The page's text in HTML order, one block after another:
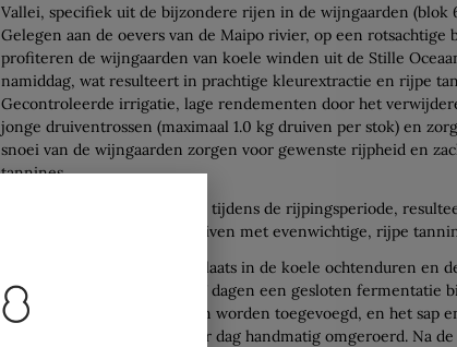
Vallei, specifiek uit de bijzondere rijen in de wijngaarden (blok
Gelegen aan de oevers van de Maipo rivier, op een rotsachtige
profiteren de wijngaarden van koele winden uit de Stille
namiddag, wat resulteert in prachtige kleurextractie en rijpe
Gecontroleerde irrigatie, lage rendementen door het
jonge druiventrossen (maximaal 1.0 kg druiven per stok) en
snoei van de wijngaarden zorgen voor gewenste rijpheid en
tannines.
Ondanks hoge temperaturen tijdens de rijpingsperiode,
vroege oogst in gezonde druiven met evenwichtige, rijpe
De handmatige oogst vindt plaats in de koele ochtenduren en
ondergaan gedurende 5 tot 7 dagen een gesloten fermentatie
Speciaal geselecteerde gisten worden toegevoegd, en het sap
schillen worden vier keer per dag handmatig omgeroerd. Na